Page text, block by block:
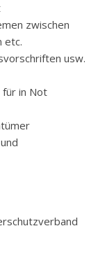
zwischen
etc.
usw.
für in Not